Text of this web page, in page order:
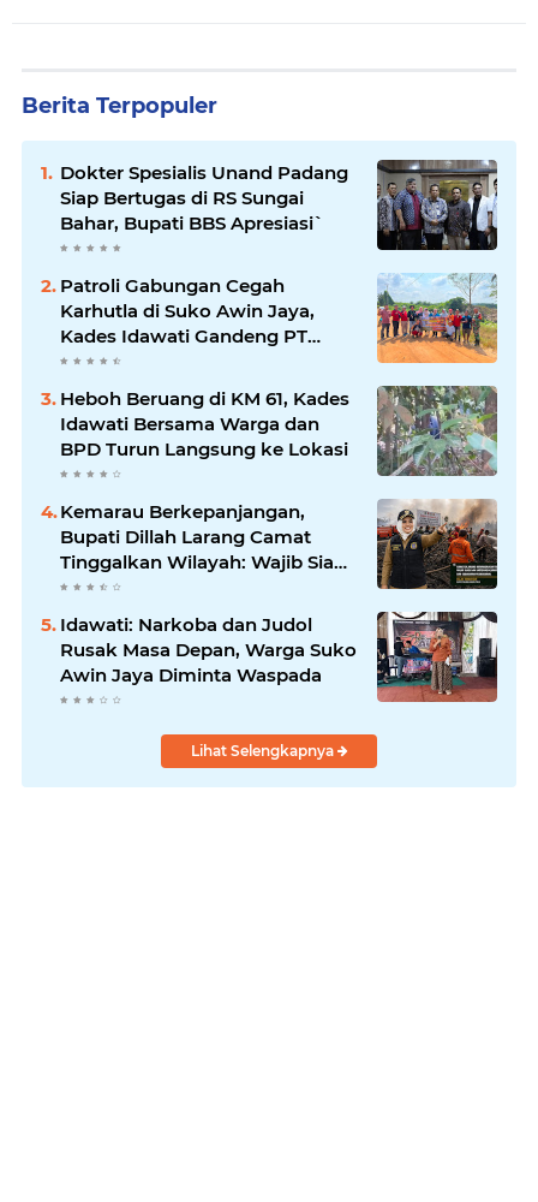
Berita Terpopuler
Dokter Spesialis Unand Padang
Siap Bertugas di RS Sungai
Bahar, Bupati BBS Apresiasi`
Patroli Gabungan Cegah
Karhutla di Suko Awin Jaya,
Kades Idawati Gandeng PT
BBB-S, TNI dan BPD
Heboh Beruang di KM 61, Kades
Idawati Bersama Warga dan
BPD Turun Langsung ke Lokasi
Kemarau Berkepanjangan,
Bupati Dillah Larang Camat
Tinggalkan Wilayah: Wajib Siaga
Hadapi Karhutla dan Kebakaran
Permukiman
Idawati: Narkoba dan Judol
Rusak Masa Depan, Warga Suko
Awin Jaya Diminta Waspada
Lihat Selengkapnya